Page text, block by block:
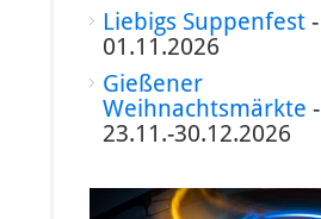
Liebigs Suppenfest-
01.11.2026
Gießener
Weihnachtsmärkte -
23.11.-30.12.2026